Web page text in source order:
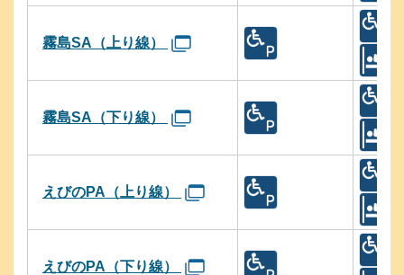
霧島SA（上り線）
霧島SA（下り線）
えびのPA（上り線）
えびのPA（下り線）